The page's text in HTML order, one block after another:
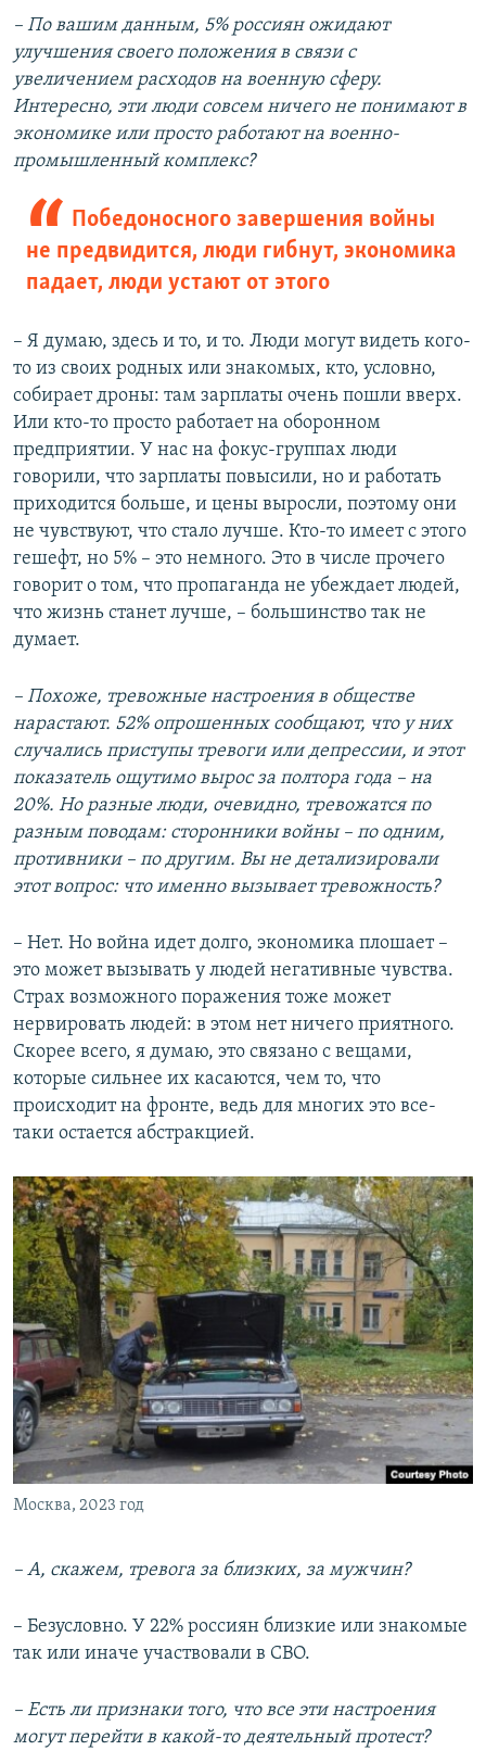
– По вашим данным, 5% россиян ожидают
улучшения своего положения в связи с
увеличением расходов на военную сферу.
Интересно, эти люди совсем ничего не понимают в
экономике или просто работают на военно-
промышленный комплекс?
Победоносного завершения войны
не предвидится, люди гибнут, экономика
падает, люди устают от этого
– Я думаю, здесь и то, и то. Люди могут видеть кого-
то из своих родных или знакомых, кто, условно,
собирает дроны: там зарплаты очень пошли вверх.
Или кто-то просто работает на оборонном
предприятии. У нас на фокус-группах люди
говорили, что зарплаты повысили, но и работать
приходится больше, и цены выросли, поэтому они
не чувствуют, что стало лучше. Кто-то имеет с этого
гешефт, но 5% – это немного. Это в числе прочего
говорит о том, что пропаганда не убеждает людей,
что жизнь станет лучше, – большинство так не
думает.
– Похоже, тревожные настроения в обществе
нарастают. 52% опрошенных сообщают, что у них
случались приступы тревоги или депрессии, и этот
показатель ощутимо вырос за полтора года – на
20%. Но разные люди, очевидно, тревожатся по
разным поводам: сторонники войны – по одним,
противники – по другим. Вы не детализировали
этот вопрос: что именно вызывает тревожность?
– Нет. Но война идет долго, экономика плошает –
это может вызывать у людей негативные чувства.
Страх возможного поражения тоже может
нервировать людей: в этом нет ничего приятного.
Скорее всего, я думаю, это связано с вещами,
которые сильнее их касаются, чем то, что
происходит на фронте, ведь для многих это все-
таки остается абстракцией.
Москва, 2023 год
– А, скажем, тревога за близких, за мужчин?
– Безусловно. У 22% россиян близкие или знакомые
так или иначе участвовали в СВО.
– Есть ли признаки того, что все эти настроения
могут перейти в какой-то деятельный протест?